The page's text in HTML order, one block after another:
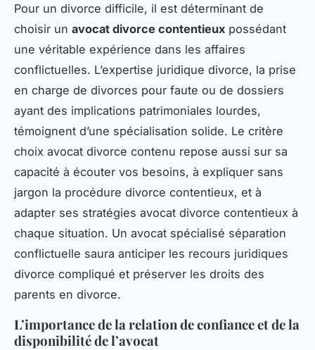
Pour un divorce difficile, il est déterminant de
choisir un avocat divorce contentieux possédant
une véritable expérience dans les affaires
conflictuelles. L’expertise juridique divorce, la prise
en charge de divorces pour faute ou de dossiers
ayant des implications patrimoniales lourdes,
témoignent d’une spécialisation solide. Le critère
choix avocat divorce contenu repose aussi sur sa
capacité à écouter vos besoins, à expliquer sans
jargon la procédure divorce contentieux, et à
adapter ses stratégies avocat divorce contentieux à
chaque situation. Un avocat spécialisé séparation
conflictuelle saura anticiper les recours juridiques
divorce compliqué et préserver les droits des
parents en divorce.
L’importance de la relation de confiance et de la
disponibilité de l’avocat